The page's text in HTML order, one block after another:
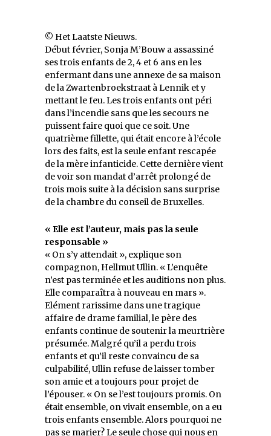
© Het Laatste Nieuws.
Début février, Sonja M’Bouw a assassiné
ses trois enfants de 2, 4 et 6 ans en les
enfermant dans une annexe de sa maison
de la Zwartenbroekstraat à Lennik et y
mettant le feu. Les trois enfants ont péri
dans l’incendie sans que les secours ne
puissent faire quoi que ce soit. Une
quatrième fillette, qui était encore à l’école
lors des faits, est la seule enfant rescapée
de la mère infanticide. Cette dernière vient
de voir son mandat d’arrêt prolongé de
trois mois suite à la décision sans surprise
de la chambre du conseil de Bruxelles.
« Elle est l’auteur, mais pas la seule
responsable »
« On s’y attendait », explique son
compagnon, Hellmut Ullin. « L’enquête
n’est pas terminée et les auditions non plus.
Elle comparaîtra à nouveau en mars ».
Elément rarissime dans une tragique
affaire de drame familial, le père des
enfants continue de soutenir la meurtrière
présumée. Malgré qu’il a perdu trois
enfants et qu’il reste convaincu de sa
culpabilité, Ullin refuse de laisser tomber
son amie et a toujours pour projet de
l’épouser. « On se l’est toujours promis. On
était ensemble, on vivait ensemble, on a eu
trois enfants ensemble. Alors pourquoi ne
pas se marier? Le seule chose qui nous en